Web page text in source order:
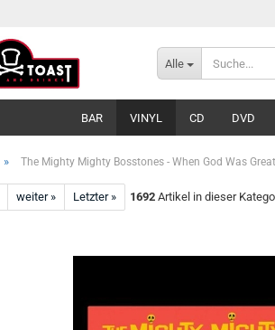
Alle
BAR VINYL CD DVD
» The Mighty Mighty Bosstones - When God Was
weiter » Letzter » 1692 Artikel in dieser